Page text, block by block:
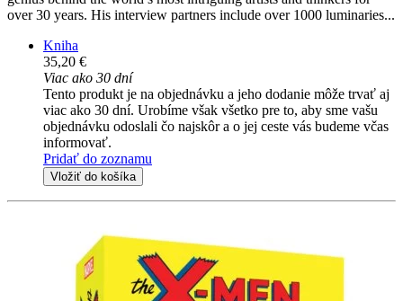
over 30 years. His interview partners include over 1000 luminaries...
Kniha
35,20 €
Viac ako 30 dní
Tento produkt je na objednávku a jeho dodanie môže trvať aj
viac ako 30 dní. Urobíme však všetko pre to, aby sme vašu
objednávku odoslali čo najskôr a o jej ceste vás budeme včas
informovať.
Pridať do zoznamu
Vložiť do košíka